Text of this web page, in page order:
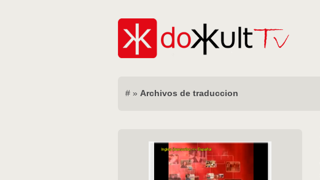
# » Archivos de traduccion